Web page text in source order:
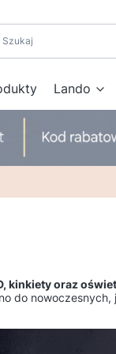
Lando
kinkiety oraz
do